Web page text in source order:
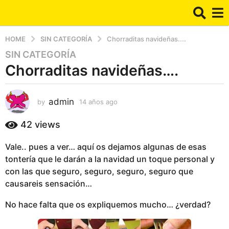
HOME SIN CATEGORÍA Chorraditas navideñas....
1
4
ñ
o
a
o
1
4
a
ñ
SIN CATEGORÍA
Chorraditas navideñas….
by admin 14 años ago
s
a
g
42 views
Vale.. pues a ver… aquí os dejamos algunas de esas
tontería que le darán a la navidad un toque personal y
con las que seguro, seguro, seguro, seguro que
causareis sensación…
No hace falta que os expliquemos mucho… ¿verdad?